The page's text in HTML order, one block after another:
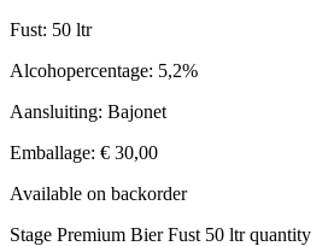
Fust: 50 ltr
Alcohopercentage: 5,2%
Aansluiting: Bajonet
Emballage: € 30,00
Available on backorder
Stage Premium Bier Fust 50 ltr quantity